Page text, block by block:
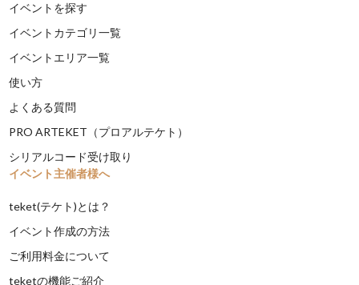
イベントを探す
イベントカテゴリ一覧
イベントエリア一覧
使い方
よくある質問
PRO ARTEKET（プロアルテケト）
シリアルコード受け取り
イベント主催者様へ
teket(テケト)とは？
イベント作成の方法
ご利用料金について
teketの機能ご紹介